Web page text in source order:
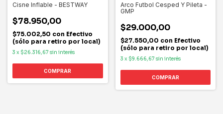
Cisne Inflable - BESTWAY
$78.950,00
$75.002,50 con Efectivo
(sólo para retiro por local)
3 x $26.316,67 sin interés
Arco Futbol Cesped Y Pileta -
GMP
$29.000,00
$27.550,00 con Efectivo
(sólo para retiro por local)
3 x $9.666,67 sin interés